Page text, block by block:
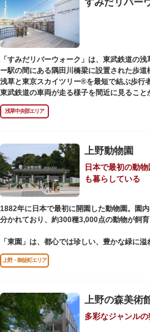
ご本尊である辯才天は、音楽と芸能の守り神
「辯”財”天」とも書くことから、金運上昇と
います。辯才天は琵琶を持った姿で知られて
天は、8本の腕に煩悩を破壊する武器をお持
（はっぴべんざいてん）」。9月に行われる
で目にすることができます。
不忍池辯天堂には、豊臣秀吉公が大切にして
福神とは別の「大黒天」も祀られています。
「すみだリバーウォーク」は、東武鉄道の
ー駅の間にある隅田川橋梁に設置された歩道
浅草と東京スカイツリー®を最短で結ぶ歩行
東武鉄道の車両が走る様子を間近に見ること
浅草中央部エリア
上野動物園
日本で最初の動
も暮らしている
1882年に日本で最初に開園した動物園。園
分かれており、約300種3,000点の動物が飼育
「東園」は、都心では珍しい、豊かな緑に
どが住む森エリアや、ホッキョクグマやアザ
びなど迫力あるシーンが目撃できることもあ
一方「西園」は、蓮の名所としても知られ
に位置する区域。キリンやサイなどの人気動
ない鳥”として話題のハシビロコウなどユニ
上野・御徒町エリア
上野の森美術
多彩なジャンル